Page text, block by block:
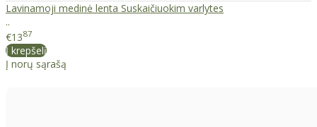
Lavinamoji medinė lenta Suskaičiuokim varlytes
..
€1387
Į krepšelį
Į norų sąrašą